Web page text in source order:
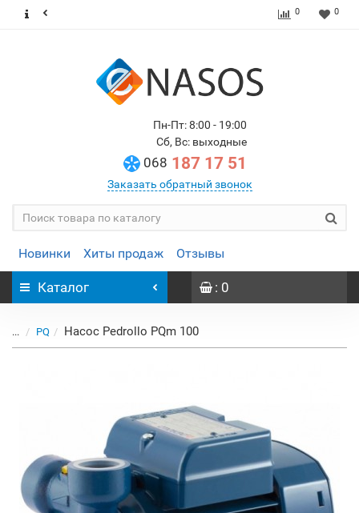
0 0
Пн-Пт: 8:00 - 19:00
Сб, Вс: выходные
068 187 17 51
Заказать обратный звонок
Новинки Хиты продаж Отзывы
Каталог : 0
... PQ Насос Pedrollo PQm 100